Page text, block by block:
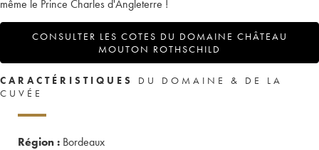
même le Prince Charles d'Angleterre !
CONSULTER LES COTES DU DOMAINE CHÂTEAU
MOUTON ROTHSCHILD
CARACTÉRISTIQUES
DU DOMAINE & DE LA
CUVÉE
Région : Bordeaux